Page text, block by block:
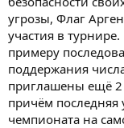
угрозы, Флаг
участия в
примеру
поддержания
приглашены ещё 2
причём последняя
чемпионата на